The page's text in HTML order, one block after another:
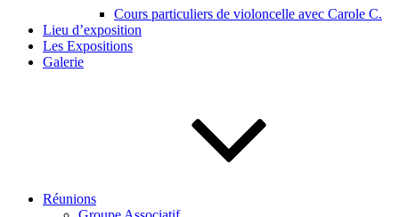
Cours particuliers de violoncelle avec Carole C.
Lieu d’exposition
Les Expositions
Galerie
Réunions